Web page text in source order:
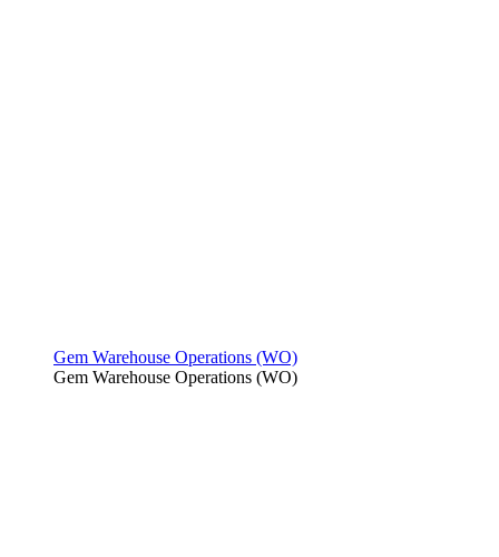
Gem Warehouse Operations (WO)
Gem Warehouse Operations (WO)